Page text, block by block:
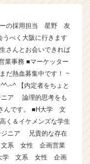
ーの採用担当 星野 友
うべく大阪に行きます
さんとお会いできれば
業事務 ■マーケッター
だ熱血募集中です！ ~
~^ 【内定者をちょと
ア 論理的思考をも
んです。 ■H大学 文
＆イケメンズな学生
ニア 兄貴的な存在
文系 女性 企画営業
大学 文系 女性 企画